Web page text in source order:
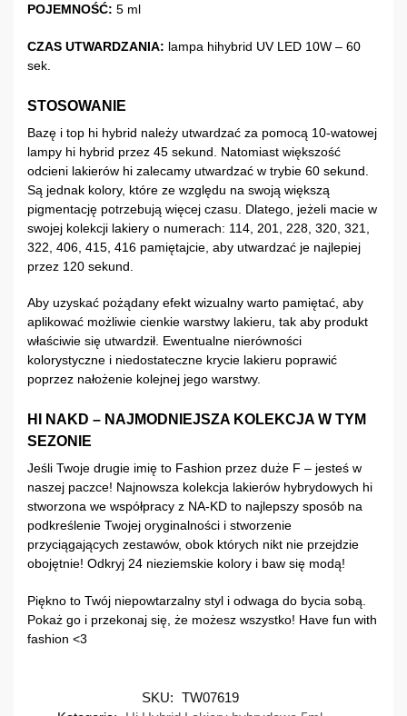
POJEMNOŚĆ: 5 ml
CZAS UTWARDZANIA: lampa hihybrid UV LED 10W – 60
sek.
STOSOWANIE
Bazę i top hi hybrid należy utwardzać za pomocą 10-watowej
lampy hi hybrid przez 45 sekund. Natomiast większość
odcieni lakierów hi zalecamy utwardzać w trybie 60 sekund.
Są jednak kolory, które ze względu na swoją większą
pigmentację potrzebują więcej czasu. Dlatego, jeżeli macie w
swojej kolekcji lakiery o numerach: 114, 201, 228, 320, 321,
322, 406, 415, 416 pamiętajcie, aby utwardzać je najlepiej
przez 120 sekund.
Aby uzyskać pożądany efekt wizualny warto pamiętać, aby
aplikować możliwie cienkie warstwy lakieru, tak aby produkt
właściwie się utwardził. Ewentualne nierówności
kolorystyczne i niedostateczne krycie lakieru poprawić
poprzez nałożenie kolejnej jego warstwy.
HI NAKD – NAJMODNIEJSZA KOLEKCJA W TYM
SEZONIE
Jeśli Twoje drugie imię to Fashion przez duże F – jesteś w
naszej paczce! Najnowsza kolekcja lakierów hybrydowych hi
stworzona we współpracy z NA-KD to najlepszy sposób na
podkreślenie Twojej oryginalności i stworzenie
przyciągających zestawów, obok których nikt nie przejdzie
obojętnie! Odkryj 24 nieziemskie kolory i baw się modą!
Piękno to Twój niepowtarzalny styl i odwaga do bycia sobą.
Pokaż go i przekonaj się, że możesz wszystko! Have fun with
fashion <3
SKU: TW07619